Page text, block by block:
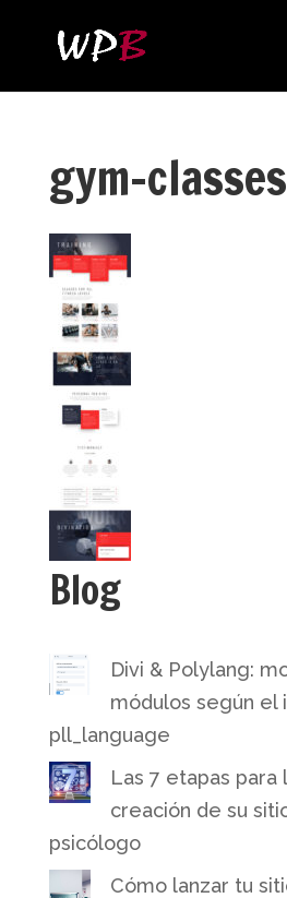
gym-
Blog
Divi & Polylang:
módulos según el
pll_language
Las 7 etapas para
creación de su
psicólogo
Cómo lanzar tu